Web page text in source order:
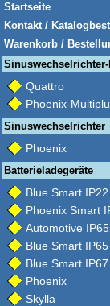
Startseite
Kontakt /
Warenkorb /
Quattro
Phoenix-
Sinuswechselrichter
Phoenix
Batterieladegeräte
Blue Smart
Phoenix Smart
Automotive
Blue Smart
Blue Smart
Phoenix
Skylla